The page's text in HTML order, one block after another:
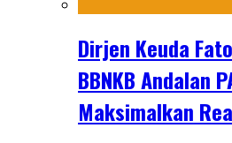
Dirjen Keuda
BBNKB Andalan
Maksimalkan